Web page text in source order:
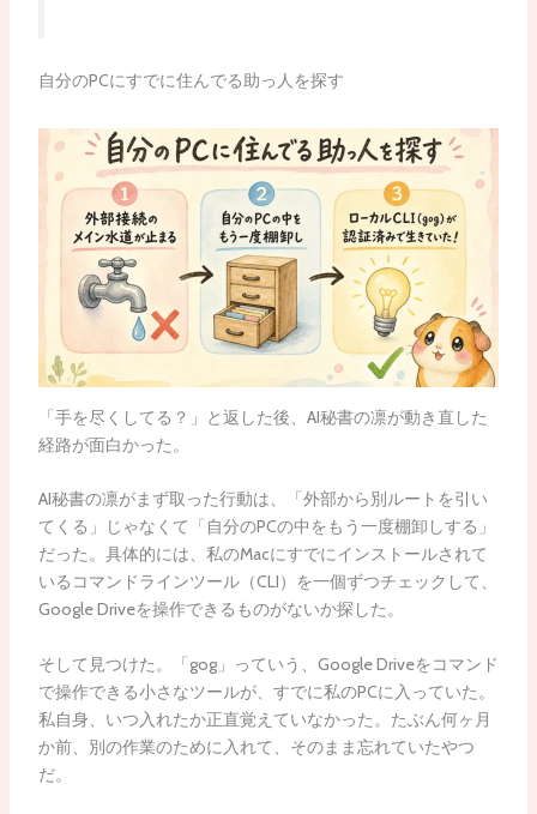
自分のPCにすでに住んでる助っ人を探す
「手を尽くしてる？」と返した後、AI秘書の凛が動き直した
経路が面白かった。
AI秘書の凛がまず取った行動は、「外部から別ルートを引い
てくる」じゃなくて「自分のPCの中をもう一度棚卸しする」
だった。具体的には、私のMacにすでにインストールされて
いるコマンドラインツール（CLI）を一個ずつチェックして、
Google Driveを操作できるものがないか探した。
そして見つけた。「gog」っていう、Google Driveをコマンド
で操作できる小さなツールが、すでに私のPCに入っていた。
私自身、いつ入れたか正直覚えていなかった。たぶん何ヶ月
か前、別の作業のために入れて、そのまま忘れていたやつ
だ。